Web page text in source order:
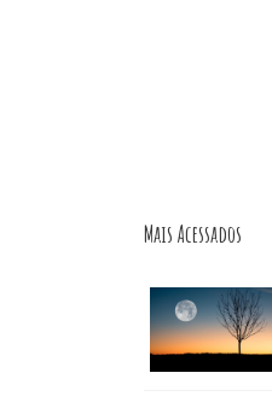
Mais Acessados